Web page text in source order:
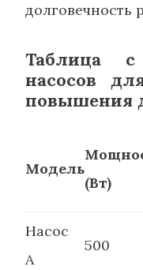
долговечность
Таблица с
насосов
повышения
Модель
(Вт)
Насос
A
500